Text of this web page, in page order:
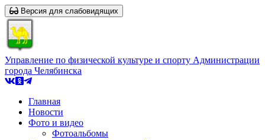
Версия для слабовидящих
Управление по физической культуре и спорту Администрации
города Челябинска
Главная
Новости
Фото и видео
Фотоальбомы